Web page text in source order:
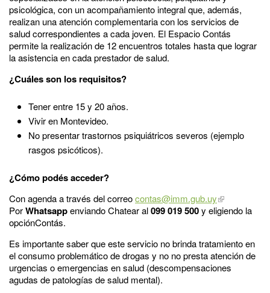
psicológica, con un acompañamiento integral que, además,
realizan una atención complementaria con los servicios de
salud correspondientes a cada joven. El Espacio Contás
permite la realización de 12 encuentros totales hasta que lograr
la asistencia en cada prestador de salud.
¿Cuáles son los requisitos?
Tener entre 15 y 20 años.
Vivir en Montevideo.
No presentar trastornos psiquiátricos severos (ejemplo
rasgos psicóticos).
¿Cómo podés acceder?
Con agenda a través del correocontas@imm.gub.uy
PorWhatsappenviando Chatear al099 019 500y eligiendo la
opciónContás.
Es importante saber que este servicio no brinda tratamiento en
el consumo problemático de drogas y no no presta atención de
urgencias o emergencias en salud (descompensaciones
agudas de patologías de salud mental).